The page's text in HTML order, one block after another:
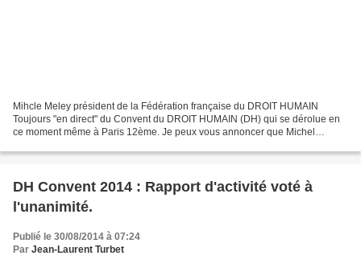
Mihcle Meley président de la Fédération française du DROIT HUMAIN
Toujours "en direct" du Convent du DROIT HUMAIN (DH) qui se dérolue en
ce moment même à Paris 12ème. Je peux vous annoncer que Michel
DH Convent 2014 : Rapport d'activité voté à
l'unanimité.
Publié le 30/08/2014 à 07:24
Par Jean-Laurent Turbet